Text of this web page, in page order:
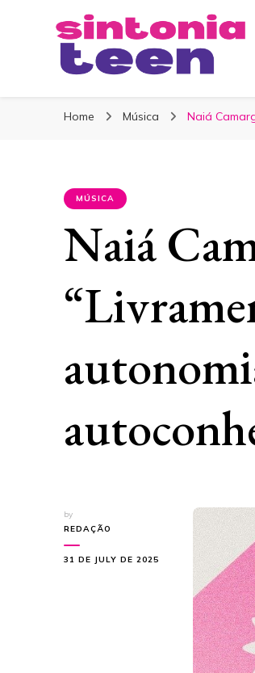
Sintonia Teen
Home Música Naiá
MÚSICA
Naiá
by
REDAÇÃO
31 DE JULY DE 2025